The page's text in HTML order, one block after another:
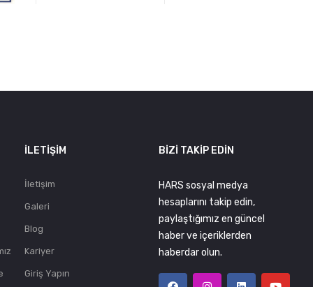
İLETIŞIM
İletişim
Galeri
Blog
Kariyer
Giriş Yapın
BIZI TAKIP EDIN
HARS sosyal medya
hesaplarını takip edin,
paylaştığımız en güncel
haber ve içeriklerden
haberdar olun.